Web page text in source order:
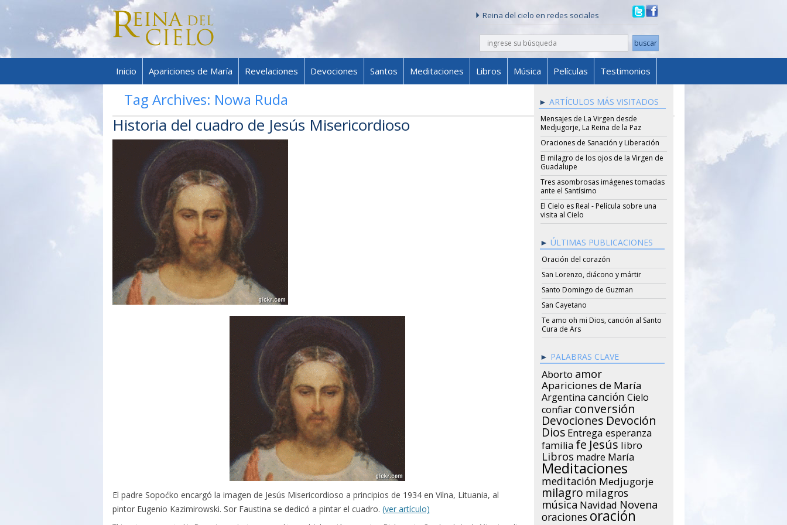
Reina del cielo en redes sociales
buscar
Skip to content
Inicio Apariciones de María Revelaciones Devociones Santos Meditaciones Libros Música Películas Testimonios
Tag Archives: Nowa Ruda
Historia del cuadro de Jesús Misericordioso
El padre Sopoćko encargó la imagen de Jesús Misericordioso a principios de 1934 en Vilna, Lituania, al
pintor Eugenio Kazimirowski. Sor Faustina se dedicó a pintar el cuadro. (ver artículo)
ARTÍCULOS MÁS VISITADOS
Mensajes de La Virgen desde
Medjugorje, La Reina de la Paz
Oraciones de Sanación y Liberación
El milagro de los ojos de la Virgen de
Guadalupe
Tres asombrosas imágenes tomadas
ante el Santísimo
El Cielo es Real - Película sobre una
visita al Cielo
ÚLTIMAS PUBLICACIONES
Oración del corazón
San Lorenzo, diácono y mártir
Santo Domingo de Guzman
San Cayetano
Te amo oh mi Dios, canción al Santo
Cura de Ars
PALABRAS CLAVE
Aborto amor
Apariciones de María
Argentina canción Cielo
confiar conversión
Devociones Devoción
Dios Entrega esperanza
familia fe Jesús libro
Libros madre María
Meditaciones
meditación Medjugorje
milagro milagros
música Navidad Novena
oraciones oración